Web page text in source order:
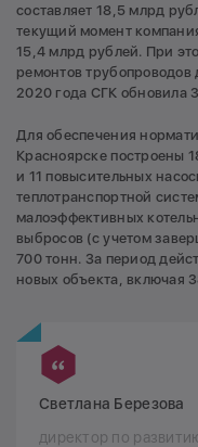
составляет 18,5 млрд
текущий момент
15,4 млрд рублей. При
ремонтов
2020 года СГК обновила
Для обеспечения
Красноярске построены
и 11 повысительных
теплотранспортной
малоэффективных
выбросов (с учетом
700 тонн. За период
новых объекта, включая
Светлана Березова
директор по